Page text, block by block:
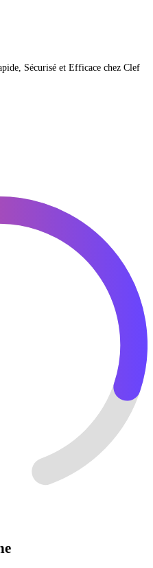
Sécurisé et Efficace chez Clef